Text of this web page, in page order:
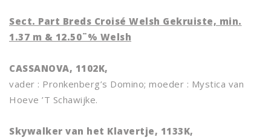
Sect. Part Breds Croisé Welsh Gekruiste, min.
1.37 m & 12.50¨% Welsh
CASSANOVA, 1102K,
vader : Pronkenberg’s Domino; moeder : Mystica van
Hoeve ’T Schawijke.
Skywalker van het Klavertje, 1133K,